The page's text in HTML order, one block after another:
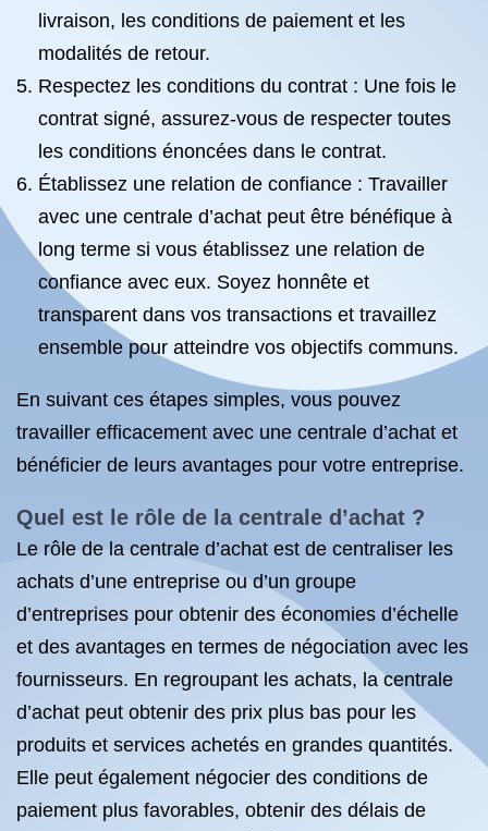
livraison, les conditions de paiement et les
modalités de retour.
Respectez les conditions du contrat : Une fois le
contrat signé, assurez-vous de respecter toutes
les conditions énoncées dans le contrat.
Établissez une relation de confiance : Travailler
avec une centrale d’achat peut être bénéfique à
long terme si vous établissez une relation de
confiance avec eux. Soyez honnête et
transparent dans vos transactions et travaillez
ensemble pour atteindre vos objectifs communs.
En suivant ces étapes simples, vous pouvez
travailler efficacement avec une centrale d’achat et
bénéficier de leurs avantages pour votre entreprise.
Quel est le rôle de la centrale d’achat ?
Le rôle de la centrale d’achat est de centraliser les
achats d’une entreprise ou d’un groupe
d’entreprises pour obtenir des économies d’échelle
et des avantages en termes de négociation avec les
fournisseurs. En regroupant les achats, la centrale
d’achat peut obtenir des prix plus bas pour les
produits et services achetés en grandes quantités.
Elle peut également négocier des conditions de
paiement plus favorables, obtenir des délais de